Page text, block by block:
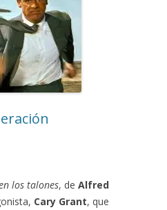
los talones, de Alfred
Cary Grant, que